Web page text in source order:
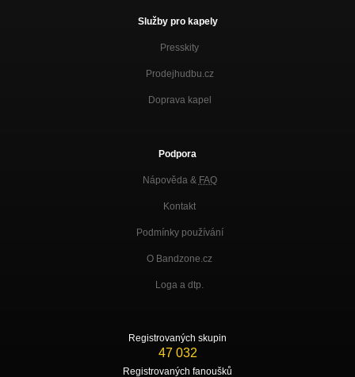
Služby pro kapely
Presskity
Prodejhudbu.cz
Doprava kapel
Podpora
Nápověda & FAQ
Kontakt
Podmínky používání
O Bandzone.cz
Loga a dtp.
Registrovaných skupin
47 032
Registrovaných fanoušků